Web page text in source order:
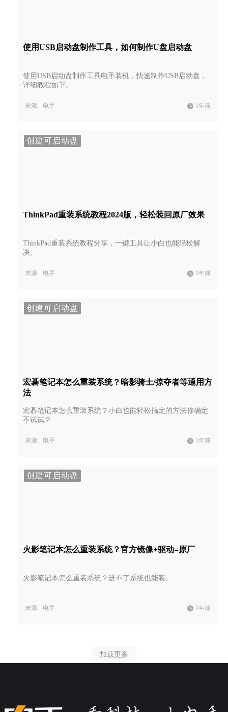
使用USB启动盘制作工具，如何制作U盘启动盘
使用USB启动盘制作工具电手装机，快速制作USB启动盘，
详细教程如下。
来源: 电手 1年前
创建可启动盘
ThinkPad重装系统教程2024版，轻松装回原厂效果
ThinkPad重装系统教程分享，一键工具让小白也能轻松解
决。
来源: 电手 1年前
创建可启动盘
宏碁笔记本怎么重装系统？暗影骑士/掠夺者等通用方
法
宏碁笔记本怎么重装系统？小白也能轻松搞定的方法你确定
不试试？
来源: 电手 1年前
创建可启动盘
火影笔记本怎么重装系统？官方镜像+驱动=原厂
火影笔记本怎么重装系统？进不了系统也能装。
来源: 电手 1年前
加载更多